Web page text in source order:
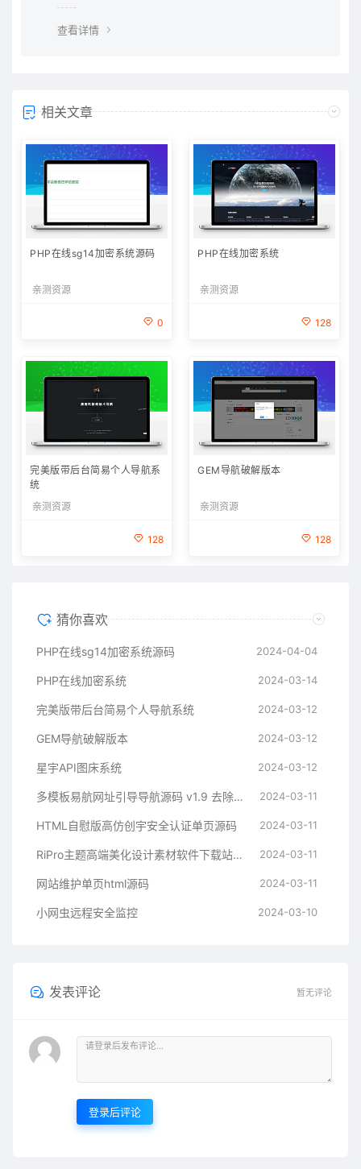
查看详情
相关文章
PHP在线sg14加密系统源码
亲测资源
0
PHP在线加密系统
亲测资源
128
完美版带后台简易个人导航系
统
亲测资源
128
GEM导航破解版本
亲测资源
128
猜你喜欢
PHP在线sg14加密系统源码 2024-04-04
PHP在线加密系统 2024-03-14
完美版带后台简易个人导航系统 2024-03-12
GEM导航破解版本 2024-03-12
星宇API图床系统 2024-03-12
多模板易航网址引导导航源码 v1.9 去除弹窗等开心版 2024-03-11
HTML自慰版高仿创宇安全认证单页源码 2024-03-11
RiPro主题高端美化设计素材软件下载站子主题 2024-03-11
网站维护单页html源码 2024-03-11
小网虫远程安全监控 2024-03-10
发表评论 暂无评论
登录后评论